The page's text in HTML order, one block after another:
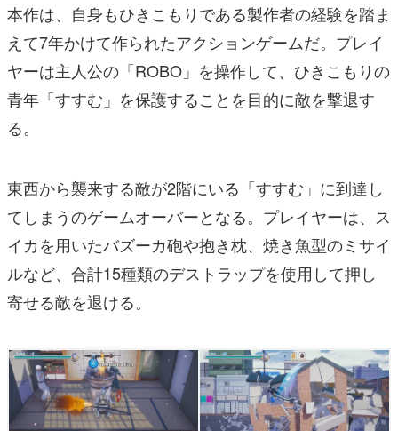
本作は、自身もひきこもりである製作者の経験を踏ま
えて7年かけて作られたアクションゲームだ。プレイ
ヤーは主人公の「ROBO」を操作して、ひきこもりの
青年「すすむ」を保護することを目的に敵を撃退す
る。
東西から襲来する敵が2階にいる「すすむ」に到達し
てしまうのゲームオーバーとなる。プレイヤーは、ス
イカを用いたバズーカ砲や抱き枕、焼き魚型のミサイ
ルなど、合計15種類のデストラップを使用して押し
寄せる敵を退ける。